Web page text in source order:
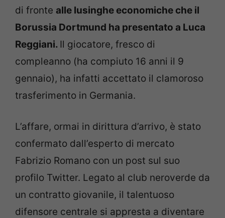
di fronte alle lusinghe economiche che il
Borussia Dortmund ha presentato a Luca
Reggiani. Il giocatore, fresco di
compleanno (ha compiuto 16 anni il 9
gennaio), ha infatti accettato il clamoroso
trasferimento in Germania.
L’affare, ormai in dirittura d’arrivo, è stato
confermato dall’esperto di mercato
Fabrizio Romano con un post sul suo
profilo Twitter. Legato al club neroverde da
un contratto giovanile, il talentuoso
difensore centrale si appresta a diventare